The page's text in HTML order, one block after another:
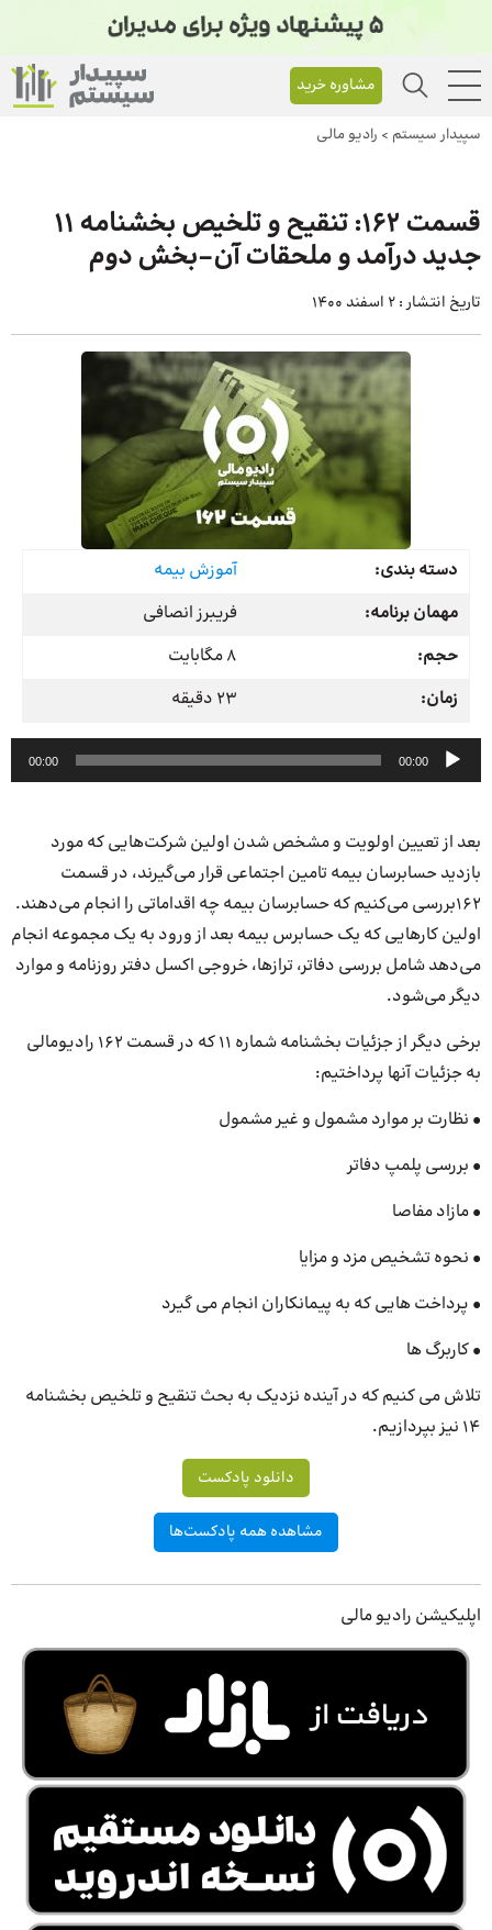
مشاوره خرید
سپیدار سیستم > رادیو مالی
قسمت ۱۶۲: تنقیح و تلخیص بخشنامه ۱۱
جدید درآمد و ملحقات آن-بخش دوم
تاریخ انتشار : 2 اسفند 1400
دسته بندی:
آموزش بیمه
مهمان برنامه:
فریبرز انصافی
حجم:
8 مگابایت
زمان:
23 دقیقه
پخش‌کننده
صوت
00:00
00:00
بعد از تعیین اولویت و مشخص شدن اولین شرکت‌هایی که مورد
بازدید حسابرسان بیمه تامین اجتماعی قرار می‌گیرند، در قسمت
162بررسی می‌کنیم که حسابرسان بیمه چه اقداماتی را انجام می‌دهند.
اولین کارهایی که یک حسابرس بیمه بعد از ورود به یک مجموعه انجام
می‌دهد شامل بررسی دفاتر، ترازها، خروجی اکسل دفتر روزنامه و موارد
دیگر می‌شود.
برخی دیگر از جزئیات بخشنامه شماره 11 که در قسمت 162 رادیومالی
به جزئیات آنها پرداختیم:
• نظارت بر موارد مشمول و غیر مشمول
• بررسی پلمپ دفاتر
• مازاد مفاصا
• نحوه تشخیص مزد و مزایا
• پرداخت هایی که به پیمانکاران انجام می گیرد
• کاربرگ ها
تلاش می کنیم که در آینده نزدیک به بحث تنقیح و تلخیص بخشنامه
14 نیز بپردازیم.
دانلود پادکست
مشاهده همه پادکست‌ها
اپلیکیشن رادیو مالی